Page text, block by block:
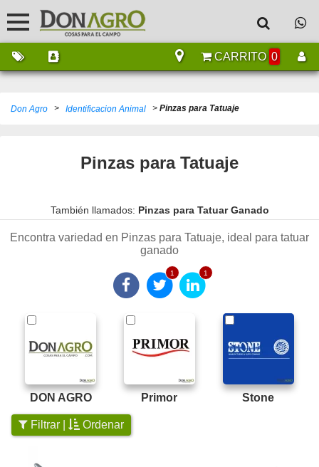
CARRITO 0
Don Agro > Identificacion Animal > Pinzas para Tatuaje
Pinzas para Tatuaje
También llamados: Pinzas para Tatuar Ganado
Encontra variedad en Pinzas para Tatuaje, ideal para tatuar
ganado
1 1
DON AGRO Primor Stone
Filtrar | Ordenar